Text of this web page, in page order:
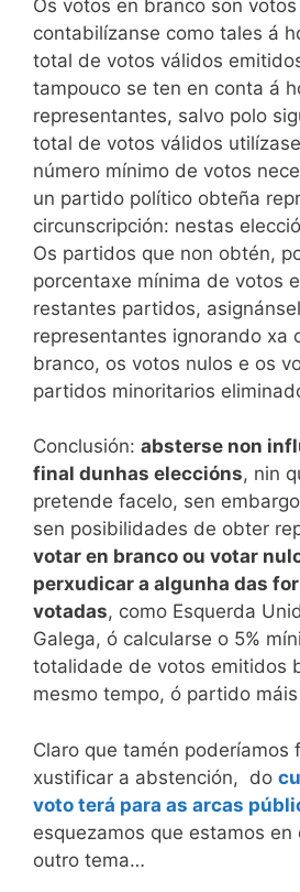
Os votos en branco son votos
contabilízanse como tales á
total de votos válidos
tampouco se ten en conta á
representantes, salvo polo
total de votos válidos
número mínimo de votos
un partido político obteña
circunscripción: nestas
Os partidos que non obtén,
porcentaxe mínima de votos
restantes partidos,
representantes ignorando xa
branco, os votos nulos e os
partidos minoritarios
Conclusión: absterse non
final dunhas eleccións, nin
pretende facelo, sen
sen posibilidades de obter
votar en branco ou votar
perxudicar a algunha das
votadas, como Esquerda
Galega, ó calcularse o 5%
totalidade de votos emitidos
mesmo tempo, ó partido
Claro que tamén poderíamos
xustificar a abstención, do
voto terá para as arcas
esquezamos que estamos en
outro tema…